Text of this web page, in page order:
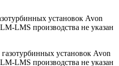
установок Avon
LM-LMS производства не указан